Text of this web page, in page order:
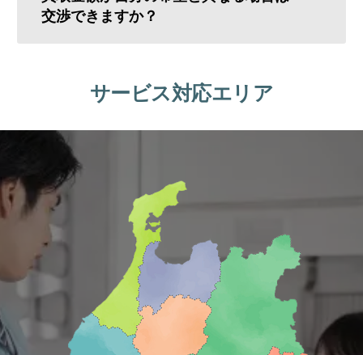
交渉できますか？
サービス対応エリア